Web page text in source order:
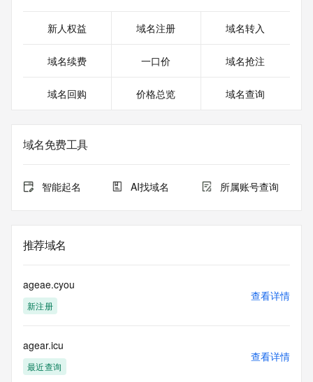
新人权益 域名注册 域名转入
域名续费 一口价 域名抢注
域名回购 价格总览 域名查询
域名免费工具
智能起名 AI找域名 所属账号查询
推荐域名
ageae.cyou
新注册
查看详情
agear.icu
最近查询
查看详情